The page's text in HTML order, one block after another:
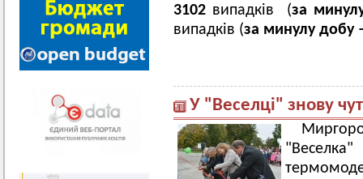
3102 випадків (за
випадків (за минулу добу
У "Веселці" знову